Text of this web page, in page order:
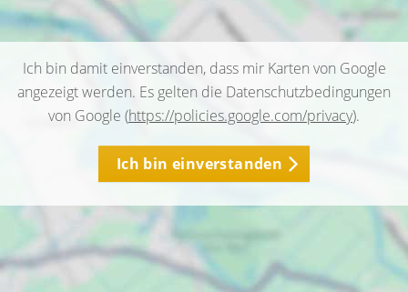
Ich bin damit einverstanden, dass mir Karten von Google
angezeigt werden. Es gelten die Datenschutzbedingungen
von Google (https://policies.google.com/privacy).
Ich bin einverstanden